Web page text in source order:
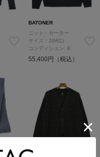
BATONER
ニット・セーター
サイズ：2(M位)
コンディション: B
55,400円（税込）